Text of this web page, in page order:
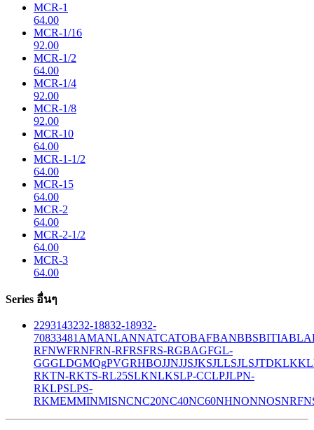
MCR-1
64.00
MCR-1/16
92.00
MCR-1/2
64.00
MCR-1/4
92.00
MCR-1/8
92.00
MCR-10
64.00
MCR-1-1/2
64.00
MCR-15
64.00
MCR-2
64.00
MCR-2-1/2
64.00
MCR-3
64.00
Series อื่นๆ
2293143232-18832-18932-
70833481 AMANLANNATCATOBAFBANBBSBITIABLA
RFNWFRNFRN-RFRSFRS-RGBAGFGL-
GGGLDGMQgPVGRHBOJJNJJSJKSJLLSJLSJTDKLK
RKTN-RKTS-RL25SLKNLKSLP-CCLPJLPN-
RKLPSLPS-
RKMEMMINMISNCNC20NC40NC60NHNONNOSNRF